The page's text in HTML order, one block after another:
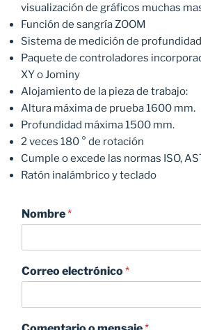
visualización de gráficos muchas
Función de sangría ZOOM
Sistema de medición de
Paquete de controladores
XY o Jominy
Alojamiento de la pieza de trabajo:
Altura máxima de prueba 1600 mm.
Profundidad máxima 1500 mm.
2 veces 180 ° de rotación
Cumple o excede las normas ISO,
Ratón inalámbrico y teclado
Nombre*
Correo electrónico*